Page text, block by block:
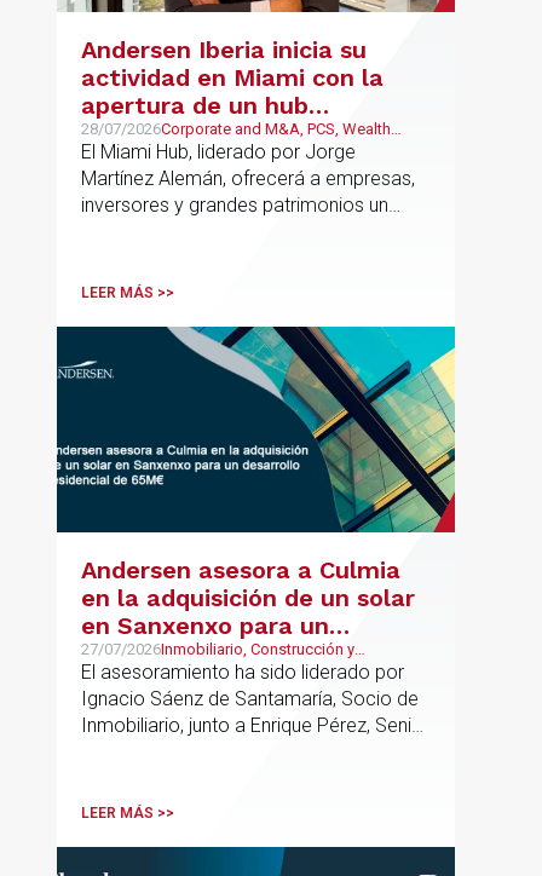
Andersen Iberia inicia su
actividad en Miami con la
apertura de un hub
estratégico para reforzar el
asesoramiento fiscal, legal y
patrimonial conectando
Europa y Latinoamérica
28/07/2026Corporate and M&A, PCS, Wealth
Management & Family Business, Real
Estate
El Miami Hub, liderado por Jorge
Martínez Alemán, ofrecerá a empresas,
inversores y grandes patrimonios un
Latinoamérica y otros mercados
LEER MÁS >>
Andersen asesora a Culmia
en la adquisición de un solar
en Sanxenxo para un
desarrollo residencial de
65M€
27/07/2026Inmobiliario, Construcción y
Urbanismo
El asesoramiento ha sido liderado por
Ignacio Sáenz de Santamaría, Socio de
Inmobiliario, junto a Enrique Pérez, Senior
Morales, Socio, Pablo López, Asociado
del departamento de Urbanismo. La
LEER MÁS >>